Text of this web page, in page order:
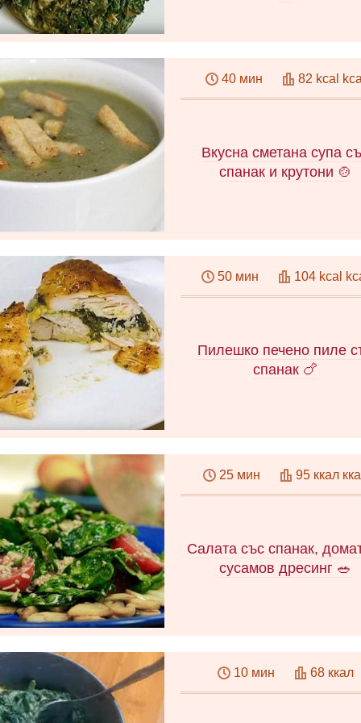
стъпка по стъпка снимки,
създадете здравословно
40 мин 82 kcal kcal
Вкусна сметана супа
спанак и крутони 🍲
рецепта със стъпка по
снимки за приготвяне на
50 мин 104 kcal
Пилешко печено пиле
спанак 🍗
по стъпка снимки.
пълнеж от спанак и сирене
25 мин 95 ккал
Салата със спанак,
сусамов дресинг 🥗
Много проста и
рецепта със стъпка по
10 мин 68 ккал